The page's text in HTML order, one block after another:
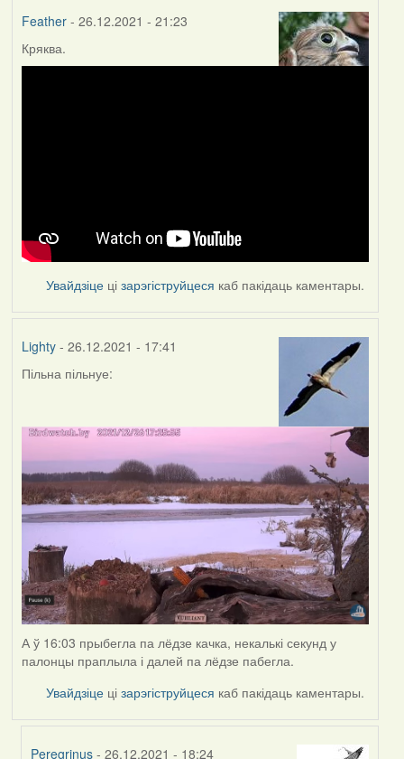
Feather- 26.12.2021 - 21:23
Кряква.
Увайдзіце цізарэгіструйцеся каб пакідаць каментары.
Lighty- 26.12.2021 - 17:41
Пільна пільнуе:
А ў 16:03 прыбегла па лёдзе качка, некалькі секунд у
палонцы праплыла і далей па лёдзе пабегла.
Увайдзіце цізарэгіструйцеся каб пакідаць каментары.
Peregrinus - 26.12.2021 - 18:24